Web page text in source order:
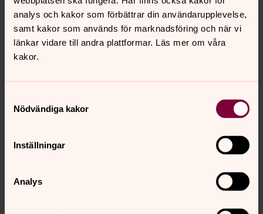
analys och kakor som förbättrar din användarupplevelse,
samt kakor som används för marknadsföring och när vi
länkar vidare till andra plattformar. Läs mer om våra
kakor.
Nödvändiga kakor
Inställningar
Analys